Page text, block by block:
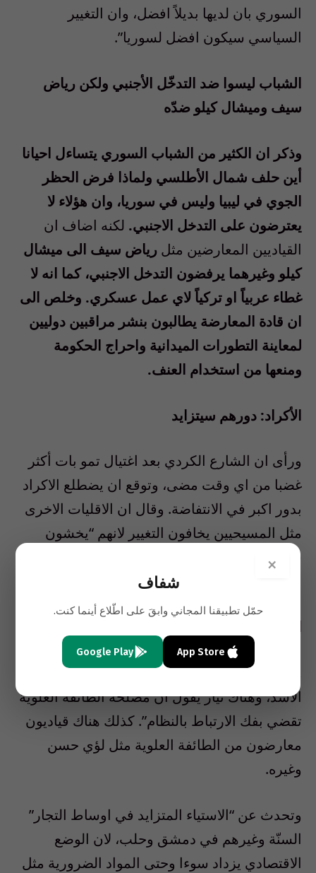
السوري بان لديها بديلاً افضل، وان التغيير
السياسي سيكون افضل لسوريا”.
الشباب ليسوا ضد التدخّل الأجنبي ولكن رياض
سيف وميشال كيلو ضدّه
وذكر ان الكثير من الشباب السوري يتساءل احيانا
أين حلف شمال الأطلسي ولماذا فرض الحظر
الجوي في ليبيا وليس في سوريا، وان هؤلاء لا
يعترضون على التدخل الاجنبي. لكنه اضاف ان
القياديين المعارضين مثل رياض سيف الى ميشال
كيلو وغيرهما يرفضون التدخل الاجنبي، كما انه لا
غطاء عربياً او تركياً لاي عمل عسكري. وخلص الى
ان قادة المعارضة يطالبون بنشر مراقبين دوليين
لمعاينة التطورات الميدانية واحراج الحكومة
ومنعها من استخدام العنف.
الأكراد: دورهم سيتزايد
ورأى ان الشارع الكردي بعد اغتيال تمو بات أكثر
غضبا من اي وقت مضى، وتوقع ان يضطلع الاكراد
بدور اكبر في الانتفاضة. وقال ان الاقليات الاخرى
مثل المسيحيين يخافون التغيير لانهم “يخشون
سيناريو عراقياً” حيث عانى المسيحيون تعصب
السلفيين السنة وعنفهم في العراق.
العلويون والتجار يبتعدون عن النظام
ولاحظ ان “العلويين ليسوا متحدين وراء نظام
الاسد، وهناك تيار يقول ان مصلحة الطائفة العلوية
تقضي بفك الارتباط بالنظام”. كذلك هناك قياديون
معارضون من الطائفة العلوية مثل لؤي حسن
وغيره.
وتحدث عن “الاستياء المتزايد في اوساط التجار”
السنّة وغيرهم في دمشق وحلب، لان الوضع
الاقتصادي يزداد سوءا وحتى المواد الضرورية مثل
×
شفاف
حمّل تطبيقنا المجاني وابقَ على اطّلاع أينما كنت.
App Store
Google Play